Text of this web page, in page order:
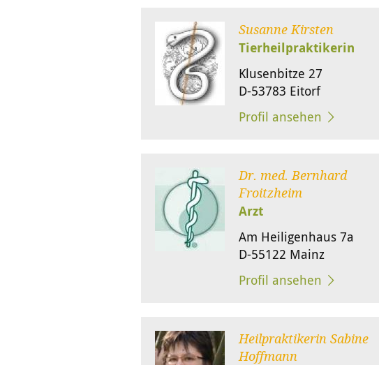
Susanne Kirsten
Tierheilpraktikerin
Klusenbitze 27
D-53783 Eitorf
Profil ansehen
Dr. med. Bernhard
Froitzheim
Arzt
Am Heiligenhaus 7a
D-55122 Mainz
Profil ansehen
Heilpraktikerin Sabine
Hoffmann